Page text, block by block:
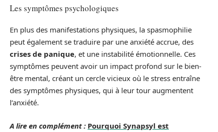
Les symptômes psychologiques
En plus des manifestations physiques, la spasmophilie
peut également se traduire par une anxiété accrue, des
crises de panique, et une instabilité émotionnelle. Ces
symptômes peuvent avoir un impact profond sur le bien-
être mental, créant un cercle vicieux où le stress entraîne
des symptômes physiques, qui à leur tour augmentent
l’anxiété.
A lire en complément : Pourquoi Synapsyl est